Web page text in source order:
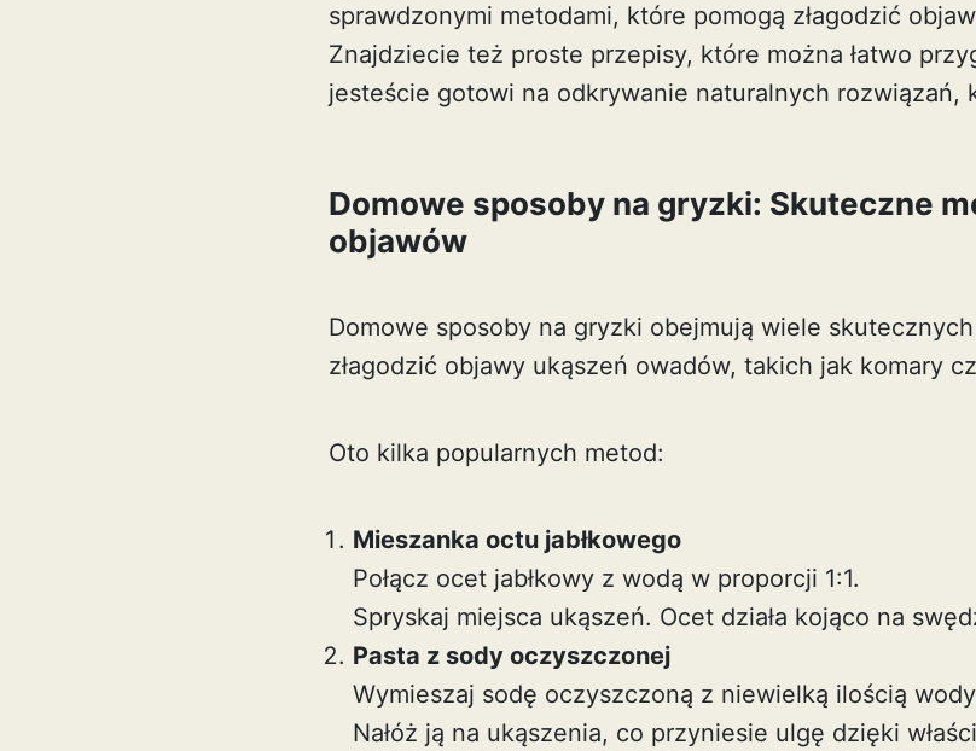
sprawdzonymi metodami, które pomogą złagodzić
Znajdziecie też proste przepisy, które można łatwo
jesteście gotowi na odkrywanie naturalnych rozwiązań,
Domowe sposoby na gryzki: Skuteczne
objawów
Domowe sposoby na gryzki obejmują wiele
złagodzić objawy ukąszeń owadów, takich jak komary
Oto kilka popularnych metod:
Mieszanka octu jabłkowego
Połącz ocet jabłkowy z wodą w proporcji 1:1.
Spryskaj miejsca ukąszeń. Ocet działa kojąco na
Pasta z sody oczyszczonej
Wymieszaj sodę oczyszczoną z niewielką ilością
Nałóż ją na ukąszenia, co przyniesie ulgę dzięki